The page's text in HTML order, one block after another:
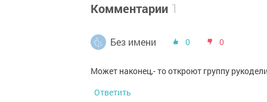
Комментарии 1
Без имени 0 0
Может наконец,- то откроют группу
Ответить